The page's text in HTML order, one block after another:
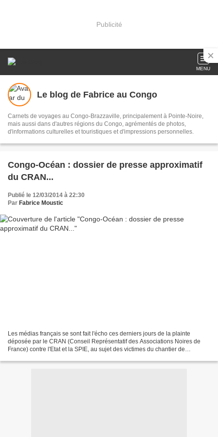
Publicité
MENU
Le blog de Fabrice au Congo
Carnets de voyages au Congo-Brazzaville, principalement à Pointe-Noire,
mais aussi dans d'autres régions du Congo, agrémentés de photos,
d'informations culturelles et touristiques et d'impressions personnelles.
Congo-Océan : dossier de presse approximatif
du CRAN...
Publié le 12/03/2014 à 22:30
Par Fabrice Moustic
Les médias français se sont fait l'écho ces derniers jours de la plainte
déposée par le CRAN (Conseil Représentatif des Associations Noires de
France) contre l'Etat et la SPIE, au sujet des victimes du chantier de